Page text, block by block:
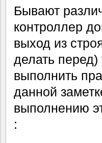
Бывают
контроллер
выход из
делать перед)
выполнить
данной
выполнению
: